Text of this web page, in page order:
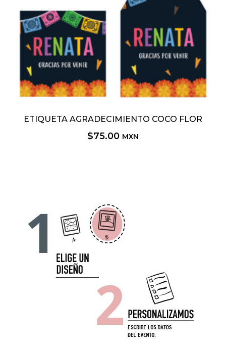
ETIQUETA AGRADECIMIENTO COCO FLOR
$75.00 MXN